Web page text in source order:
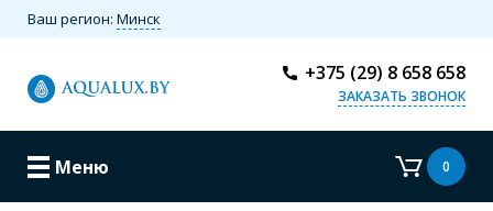
Ваш регион: Минск
+375 (29) 8 658 658
ЗАКАЗАТЬ ЗВОНОК
Меню 0